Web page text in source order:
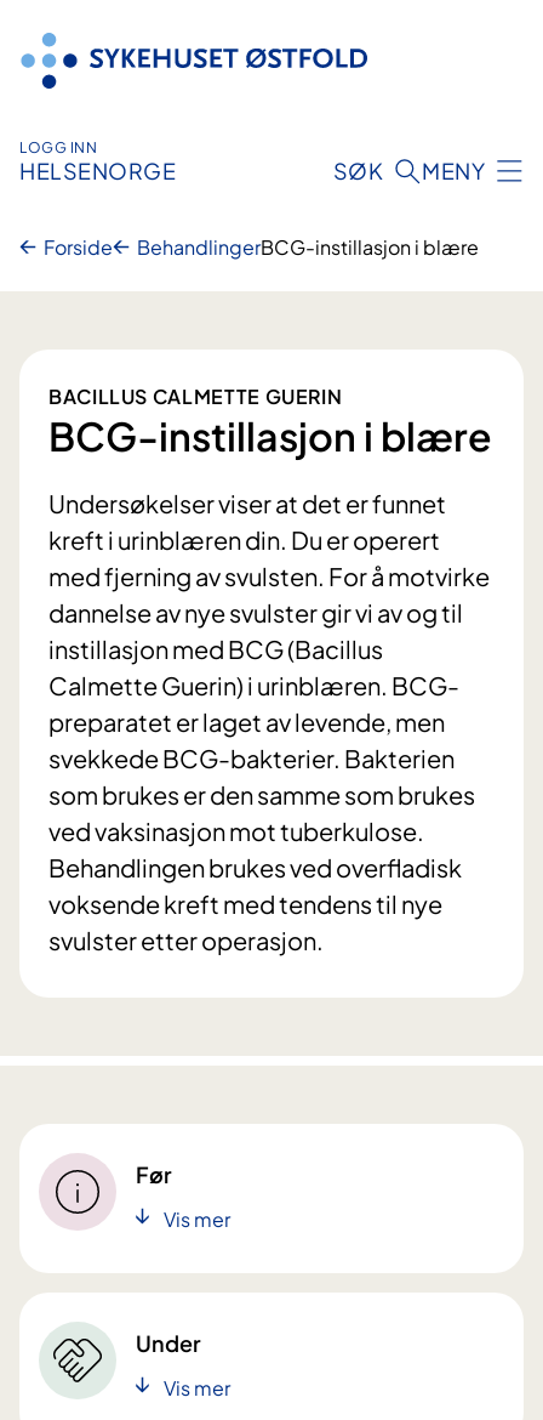
innhold
LOGG INN
HELSENORGE SØK MENY
Forside BehandlingerBCG-instillasjon i blære
BACILLUS CALMETTE GUERIN
BCG-instillasjon i blære
Undersøkelser viser at det er funnet
kreft i urinblæren din. Du er operert
med fjerning av svulsten. For å motvirke
dannelse av nye svulster gir vi av og til
instillasjon med BCG (Bacillus
Calmette Guerin) i urinblæren. BCG-
preparatet er laget av levende, men
svekkede BCG-bakterier. Bakterien
som brukes er den samme som brukes
ved vaksinasjon mot tuberkulose.
Behandlingen brukes ved overfladisk
voksende kreft med tendens til nye
svulster etter operasjon.
Før
Vis mer
Under
Vis mer